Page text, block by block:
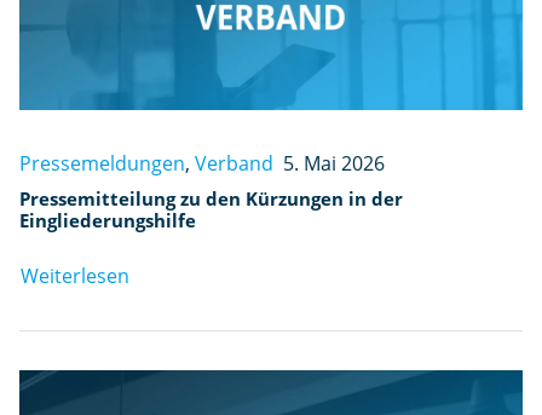
Pressemeldungen, Verband 5. Mai 2026
Pressemitteilung zu den Kürzungen in der
Eingliederungshilfe
Weiterlesen